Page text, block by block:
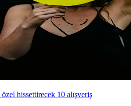
hissettirecek 10 alışveriş